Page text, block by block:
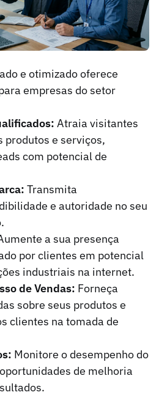
e otimizado oferece
empresas do setor
Atraia visitantes
produtos e serviços,
com potencial de
Transmita
e autoridade no seu
a sua presença
por clientes em potencial
industriais na internet.
de Vendas: Forneça
sobre seus produtos e
clientes na tomada de
Monitore o desempenho do
de melhoria